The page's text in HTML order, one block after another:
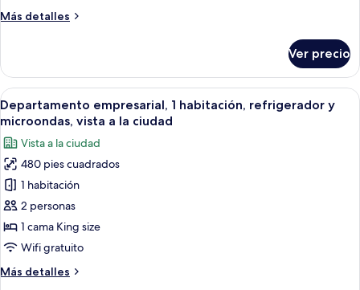
y
a
la
ciudad
Más detalles
Más
estudio
de
lujo,
refrigerador
microondas,
vista
a
la
ciudad
Ver precio
Abrir
todas
las
fotos
de
Departamento
empresarial,
1
habitación,
y
Habitación de hotel con cama, una
13
Departamento empresarial, 1 habitación, refrigerador y
microondas, vista a la ciudad
Vista a la ciudad
480 pies cuadrados
1 habitación
2 personas
1 cama King size
Wifi gratuito
Más detalles
Más